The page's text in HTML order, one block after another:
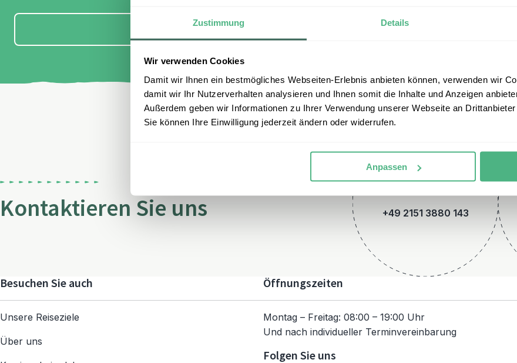
Zustimmung Details
Wir verwenden Cookies
Damit wir Ihnen ein bestmögliches Webseiten-Erlebnis anbieten können, verwenden wir
damit wir Ihr Nutzerverhalten analysieren und Ihnen somit die Inhalte und Anzeigen
Außerdem geben wir Informationen zu Ihrer Verwendung unserer Webseite an
Sie können Ihre Einwilligung jederzeit ändern oder widerrufen.
Anpassen
Anmelden
Kontaktieren Sie uns
Telefon
+49 2151 3880 143
Besuchen Sie auch
Unsere Reiseziele
Über uns
Öffnungszeiten
Montag – Freitag: 08:00 – 19:00 Uhr
Und nach individueller Terminvereinbarung
Folgen Sie uns